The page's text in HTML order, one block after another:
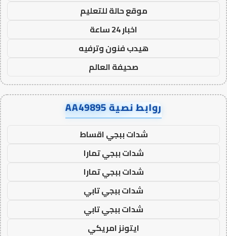
موقع حالة للتعليم
اخبار 24 ساعة
هيدب فنون وترفيه
صحيفة العالم
روابط نصية AA49895
شدات ببجي اقساط
شدات ببجي تمارا
شدات ببجي تمارا
شدات ببجي تابي
شدات ببجي تابي
ايتونز امريكي